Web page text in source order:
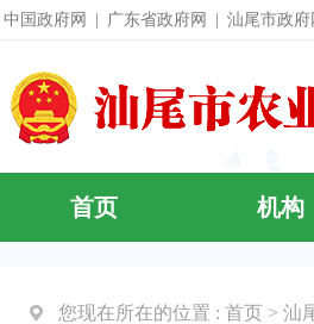
中国政府网 广东省政府网 汕尾市政府
首页 机构
您现在所在的位置 : 首页 > 汕